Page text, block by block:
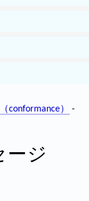
conformance）
-
ージ